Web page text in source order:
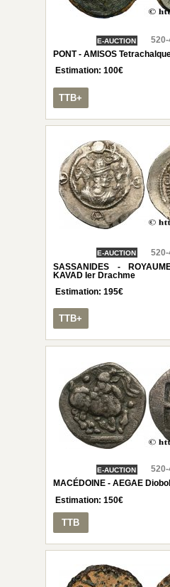
E-AUCTION
PONT - AMISOS
Estimation:100€
TTB+
E-AUCTION
SASSANIDES -
KAVAD Ier Drachme
Estimation:195€
TTB+
E-AUCTION
MACÉDOINE - AEGAE
Estimation:150€
TTB